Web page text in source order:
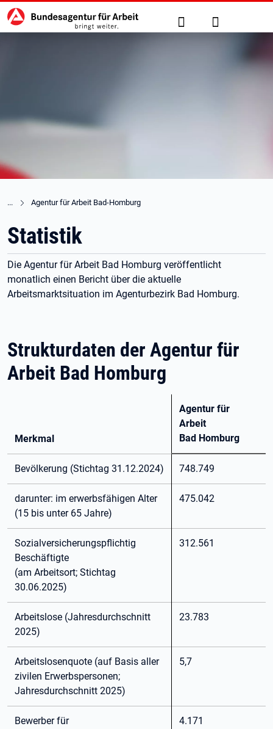
zu den Hauptinhalten springen
Hauptnavigation Suche Anmelden
Agentur für Arbeit Bad-Homburg
Statistik
Die Agentur für Arbeit Bad Homburg veröffentlicht
monatlich einen Bericht über die aktuelle
Arbeitsmarktsituation im Agenturbezirk Bad Homburg.
Strukturdaten der Agentur für
Arbeit Bad Homburg
Merkmal
Agentur für
Arbeit
Bad Homburg
Bevölkerung (Stichtag 31.12.2024) 748.749
darunter: im erwerbsfähigen Alter
(15 bis unter 65 Jahre)
475.042
Sozialversicherungspflichtig
Beschäftigte
(am Arbeitsort; Stichtag
30.06.2025)
312.561
Arbeitslose (Jahresdurchschnitt
2025)
23.783
Arbeitslosenquote (auf Basis aller
zivilen Erwerbspersonen;
Jahresdurchschnitt 2025)
5,7
Bewerber für
4.171